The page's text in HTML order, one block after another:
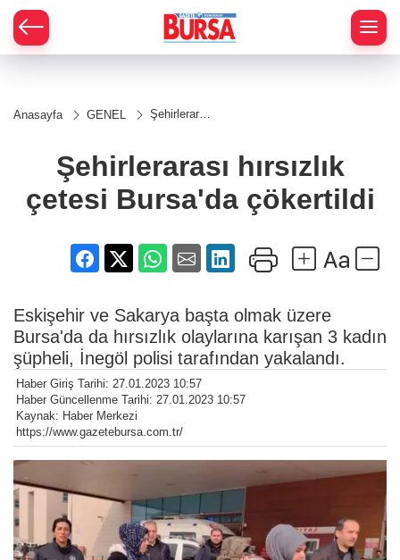
Anasayfa GENEL
Şehirlerarası
çökertildi
Şehirlerarası hırsızlık
çetesi Bursa'da çökertildi
Eskişehir ve Sakarya başta olmak üzere
Bursa'da da hırsızlık olaylarına karışan 3 kadın
şüpheli, İnegöl polisi tarafından yakalandı.
Haber Giriş Tarihi: 27.01.2023 10:57
Haber Güncellenme Tarihi: 27.01.2023 10:57
Kaynak: Haber Merkezi
https://www.gazetebursa.com.tr/